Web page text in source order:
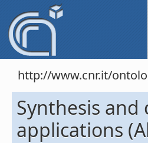
http://www.cnr.it/
Synthesis
applications